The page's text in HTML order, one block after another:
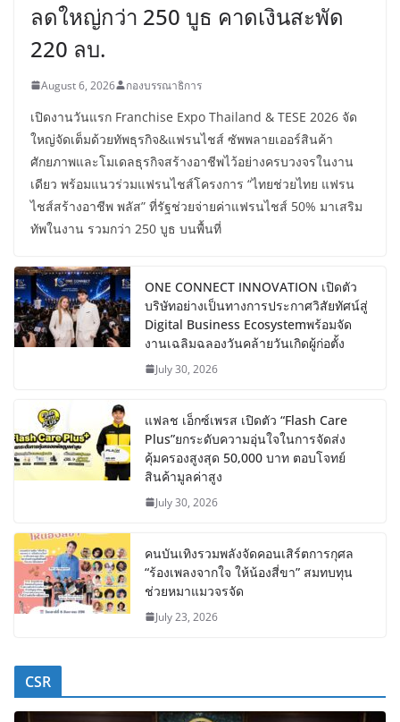
ลดใหญ่กว่า 250 บูธ คาดเงินสะพัด
220 ลบ.
August 6, 2026 กองบรรณาธิการ
เปิดงานวันแรก Franchise Expo Thailand & TESE 2026 จัด
ใหญ่จัดเต็มด้วยทัพธุรกิจ&แฟรนไชส์ ซัพพลายเออร์สินค้า
ศักยภาพและโมเดลธุรกิจสร้างอาชีพไว้อย่างครบวงจรในงาน
เดียว พร้อมแนวร่วมแฟรนไชส์โครงการ “ไทยช่วยไทย แฟรน
ไชส์สร้างอาชีพ พลัส” ที่รัฐช่วยจ่ายค่าแฟรนไชส์ 50% มาเสริม
ทัพในงาน รวมกว่า 250 บูธ บนพื้นที่
ONE CONNECT INNOVATION เปิดตัว
บริษัทอย่างเป็นทางการประกาศวิสัยทัศน์สู่
Digital Business Ecosystemพร้อมจัด
งานเฉลิมฉลองวันคล้ายวันเกิดผู้ก่อตั้ง
July 30, 2026
แฟลช เอ็กซ์เพรส เปิดตัว “Flash Care
Plus”ยกระดับความอุ่นใจในการจัดส่ง
คุ้มครองสูงสุด 50,000 บาท ตอบโจทย์
สินค้ามูลค่าสูง
July 30, 2026
คนบันเทิงรวมพลังจัดคอนเสิร์ตการกุศล
“ร้องเพลงจากใจ ให้น้องสี่ขา” สมทบทุน
ช่วยหมาแมวจรจัด
July 23, 2026
CSR